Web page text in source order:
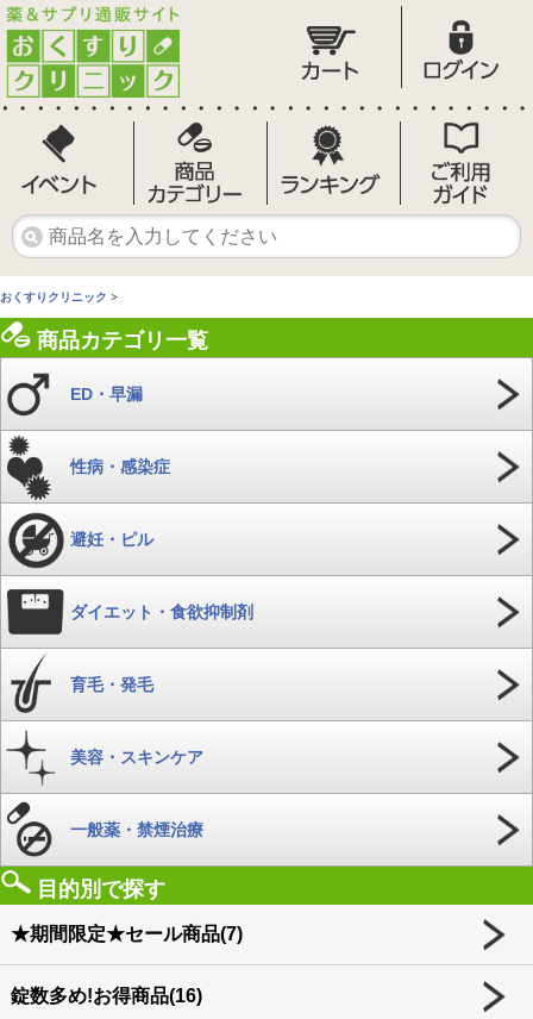
おくすりクリニック >
商品カテゴリ一覧
ED・早漏
性病・感染症
避妊・ピル
ダイエット・食欲抑制剤
育毛・発毛
美容・スキンケア
一般薬・禁煙治療
目的別で探す
★期間限定★セール商品(7)
錠数多め!お得商品(16)